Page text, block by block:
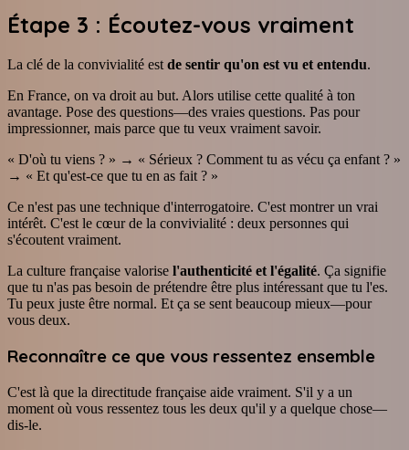
Étape 3 : Écoutez-vous vraiment
La clé de la convivialité est de sentir qu'on est vu et entendu.
En France, on va droit au but. Alors utilise cette qualité à ton
avantage. Pose des questions—des vraies questions. Pas pour
impressionner, mais parce que tu veux vraiment savoir.
« D'où tu viens ? » → « Sérieux ? Comment tu as vécu ça enfant ? »
→ « Et qu'est-ce que tu en as fait ? »
Ce n'est pas une technique d'interrogatoire. C'est montrer un vrai
intérêt. C'est le cœur de la convivialité : deux personnes qui
s'écoutent vraiment.
La culture française valorise l'authenticité et l'égalité. Ça signifie
que tu n'as pas besoin de prétendre être plus intéressant que tu l'es.
Tu peux juste être normal. Et ça se sent beaucoup mieux—pour
vous deux.
Reconnaître ce que vous ressentez ensemble
C'est là que la directitude française aide vraiment. S'il y a un
moment où vous ressentez tous les deux qu'il y a quelque chose—
dis-le.